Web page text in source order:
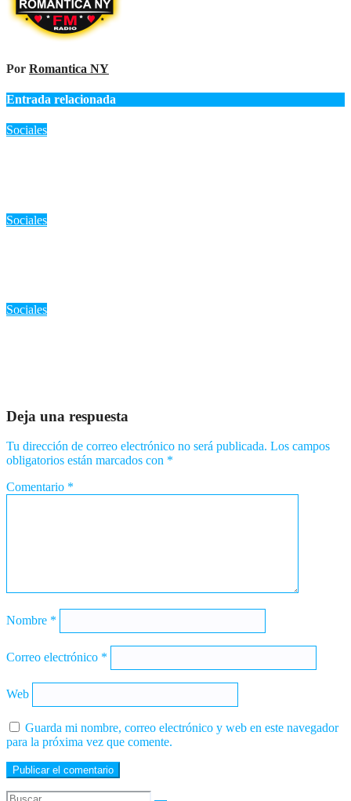
Por Romantica NY
Entrada relacionada
Sociales
Sociales
Sociales
Deja una respuesta
Tu dirección de correo electrónico no será publicada. Los campos
obligatorios están marcados con *
Comentario *
Nombre *
Correo electrónico *
Web
Guarda mi nombre, correo electrónico y web en este navegador
para la próxima vez que comente.